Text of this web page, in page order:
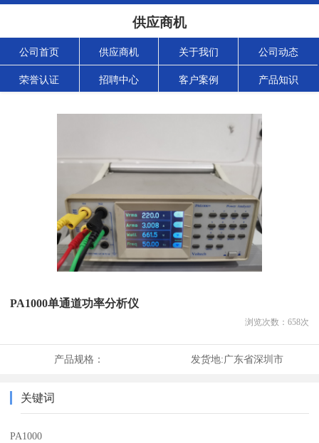
供应商机
公司首页 供应商机 关于我们 公司动态
荣誉认证 招聘中心 客户案例 产品知识
PA1000单通道功率分析仪
浏览次数： 658次
产品规格： 发货地:广东省深圳市
关键词
PA1000